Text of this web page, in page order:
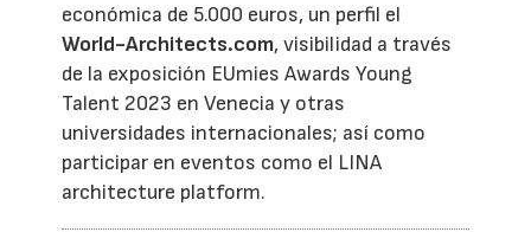
económica de 5.000 euros, un perfil el
World-Architects.com, visibilidad a través
de la exposición EUmies Awards Young
Talent 2023 en Venecia y otras
universidades internacionales; así como
participar en eventos como el LINA
architecture platform.